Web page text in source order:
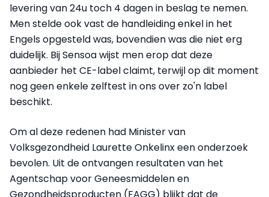
levering van 24u toch 4 dagen in beslag te nemen.
Men stelde ook vast de handleiding enkel in het
Engels opgesteld was, bovendien was die niet erg
duidelijk. Bij Sensoa wijst men erop dat deze
aanbieder het CE-label claimt, terwijl op dit moment
nog geen enkele zelftest in ons over zo'n label
beschikt.
Om al deze redenen had Minister van
Volksgezondheid Laurette Onkelinx een onderzoek
bevolen. Uit de ontvangen resultaten van het
Agentschap voor Geneesmiddelen en